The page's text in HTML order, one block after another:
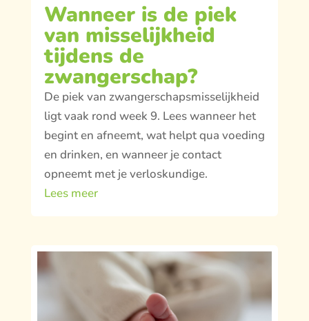
Wanneer is de piek
van misselijkheid
tijdens de
zwangerschap?
De piek van zwangerschapsmisselijkheid
ligt vaak rond week 9. Lees wanneer het
begint en afneemt, wat helpt qua voeding
en drinken, en wanneer je contact
opneemt met je verloskundige.
Lees meer